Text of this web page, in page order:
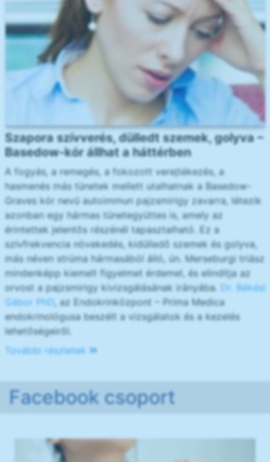
Szapora szívverés, dülledt szemek, golyva –
Basedow-kór állhat a háttérben
A fogyás, a remegés, a fokozott verejtékezés, a
hasmenés más tünetek mellett utalhatnak a Basedow-
Graves kór nevű autoimmun pajzsmirigy zavarra, létezik
azonban egy hármas tünetegyüttes is, amely az
érintettek jelentős részénél tapasztalható. Ez a
szívfrekvencia növekedés, kidülledő szemek és golyva,
más néven strúma hármasából álló, ún. Merseburgi triász
mindenképp kiemelt figyelmet érdemel, és elindítja az
orvost a pajzsmirigy kivizsgálásának irányába. Dr. Békési
Gábor PhD, az Endokrinközpont – Prima Medica
endokrinológusa beszélt a vizsgálatok és a kezelés
lehetőségeiről.
További részletek
Facebook csoport